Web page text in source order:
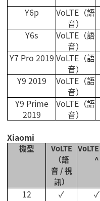
Y6p
VoLTE （語
音）
Y6s
VoLTE （語
音）
Y7 Pro 2019 VoLTE （語
音）
Y9 2019
VoLTE （語
音）
Y9 Prime
2019
VoLTE （語
音）
Xiaomi
機型
VoLTE
（語
音 /視
訊）
VoLTE
^
12 ✓ ✓